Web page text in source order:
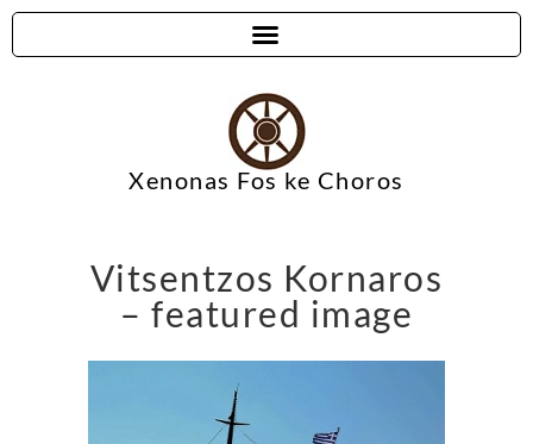
Xenonas Fos ke Choros
Vitsentzos Kornaros
– featured image